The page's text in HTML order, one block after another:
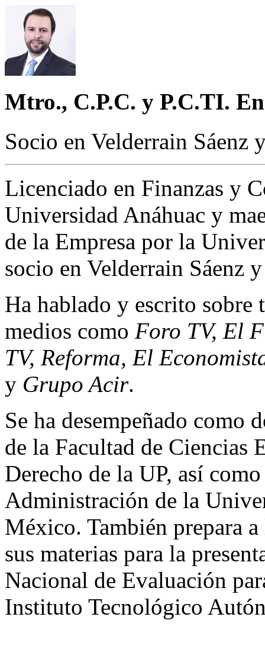
Mtro., C.P.C. y P.C.TI.
Socio en Velderrain Sáenz
Licenciado en Finanzas y
Universidad Anáhuac y
de la Empresa por la
socio en Velderrain Sáenz
Ha hablado y escrito sobre
medios como Foro TV, El
TV, Reforma, El
y Grupo Acir.
Se ha desempeñado como
de la Facultad de Ciencias
Derecho de la UP, así
Administración de la
México. También prepara
sus materias para la
Nacional de Evaluación
Instituto Tecnológico